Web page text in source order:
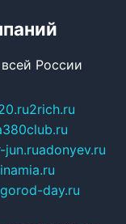
России
2rich.ru
jun.ruadonyev.ru
day.ru